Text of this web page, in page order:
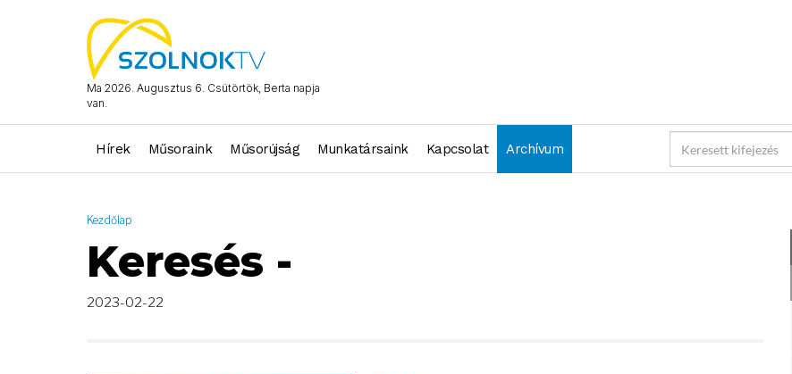
Ma 2026. Augusztus 6. Csütörtök, Berta napja
van.
Hírek Műsoraink Műsorújság Munkatársaink Kapcsolat Archívum
Kezdőlap
Keresés -
2023-02-22